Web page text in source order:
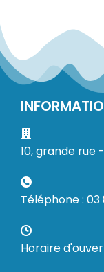
10, grande rue
Téléphone : 03
Horaire